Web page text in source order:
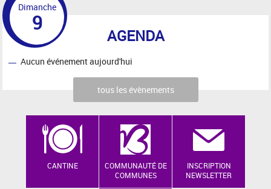
AGENDA
Dimanche
9
Aucun événement aujourd'hui
tous les évènements
CANTINE
COMMUNAUTÉ DE
COMMUNES
INSCRIPTION
NEWSLETTER